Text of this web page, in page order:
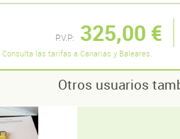
P.V.P: 325,00 €
Consulta las tarifas a Canarias y Baleares.
Otros usuarios